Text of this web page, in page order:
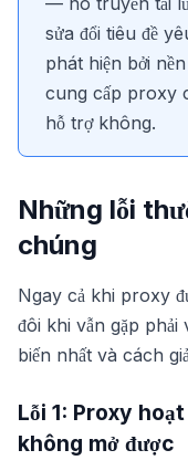
sửa đổi tiêu đề
phát hiện bởi
cung cấp proxy
hỗ trợ không.
Những lỗi
chúng
Ngay cả khi proxy
đôi khi vẫn gặp phải
biến nhất và cách
Lỗi 1: Proxy
không mở được